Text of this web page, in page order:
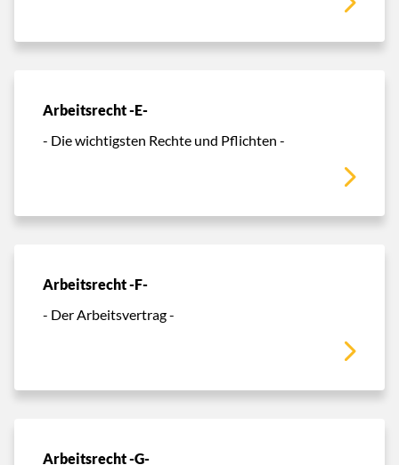
Arbeitsrecht -E-
- Die wichtigsten Rechte und Pflichten -
Arbeitsrecht -F-
- Der Arbeitsvertrag -
Arbeitsrecht -G-